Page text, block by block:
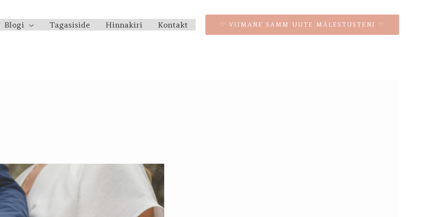
Blogi Tagasiside Hinnakiri Kontakt ♡ VIIMANE SAMM UUTE MÄLESTUSTENI ♡